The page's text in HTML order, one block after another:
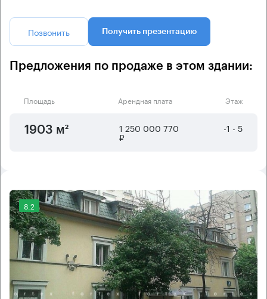
Позвонить Получить презентацию
Предложения по продаже в этом здании:
Площадь Арендная плата Этаж
1903 м² 1 250 000 770
₽
-1 - 5
8.2